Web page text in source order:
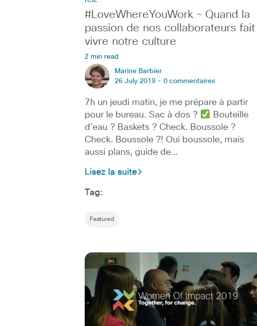
#LoveWhereYouWork – Quand la
passion de nos collaborateurs fait
vivre notre culture
2 min read
Marine Barbier
26 July 2019 - 0 commentaires
7h un jeudi matin, je me prépare à partir
pour le bureau. Sac à dos ?
Bouteille
d’eau ? Baskets ? Check. Boussole ?
Check. Boussole ?! Oui boussole, mais
aussi plans, guide de…
Lisez la suite
Tag:
Featured